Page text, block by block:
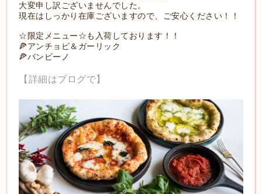
大変申し訳ございませんでした。
現在はしっかり在庫ございますので、ご安心ください！！
☆限定メニュー☆も入荷しております！！
🍕アンチョビ＆ガーリック
🍕バンビーノ
【詳細はブログで】